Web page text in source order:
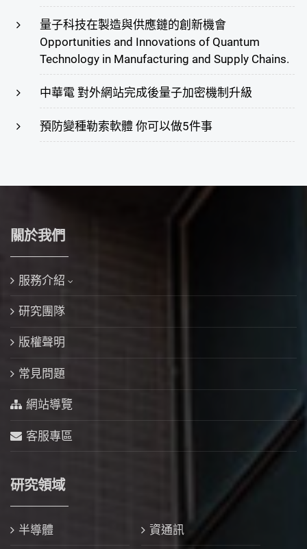
量子科技在製造與供應鏈的創新機會
Opportunities and Innovations of Quantum
Technology in Manufacturing and Supply Chains.
中華電 對外網站完成後量子加密機制升級
預防變種勒索軟體 你可以做5件事
關於我們
服務介紹
研究團隊
版權聲明
常見問題
網站導覽
客服專區
研究領域
半導體 資通訊